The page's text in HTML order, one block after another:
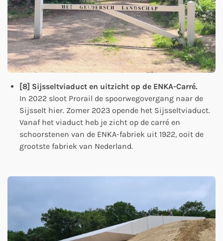
[8] Sijsseltviaduct en uitzicht op de ENKA-Carré.
In 2022 sloot Prorail de spoorwegovergang naar de
Sijsselt hier. Zomer 2023 opende het Sijsseltviaduct.
Vanaf het viaduct heb je zicht op de carré en
schoorstenen van de ENKA-fabriek uit 1922, ooit de
grootste fabriek van Nederland.